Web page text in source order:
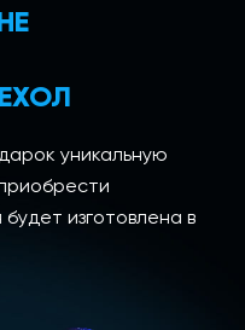
уникальную
изготовлена в